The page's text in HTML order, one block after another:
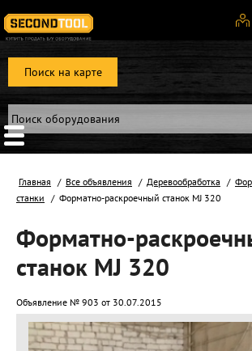
Поиск на карте
Главная Все объявления Деревообработка
станки
Форматно-раскроечный станок MJ 320
Форматно-
станок MJ 320
Объявление № 903 от 30.07.2015